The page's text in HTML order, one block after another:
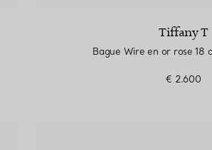
Tiffany T
Bague Wire en or rose 18
€ 2.600